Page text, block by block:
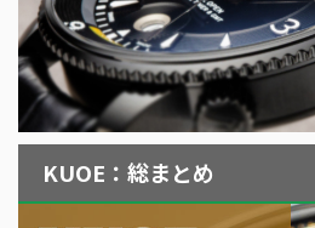
KUOE：総まとめ